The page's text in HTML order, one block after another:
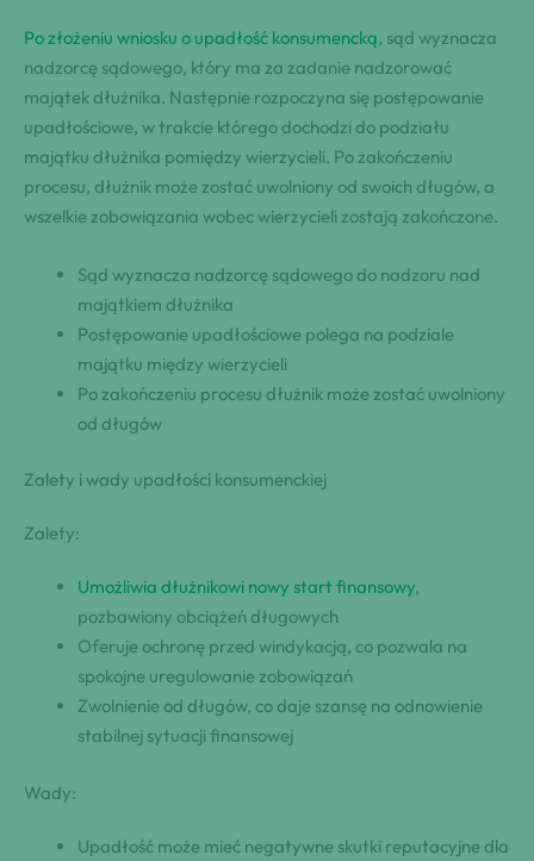
Po złożeniu wniosku o upadłość konsumencką, sąd wyznacza
nadzorcę sądowego, który ma za zadanie nadzorować
majątek dłużnika. Następnie rozpoczyna się postępowanie
upadłościowe, w trakcie którego dochodzi do podziału
majątku dłużnika pomiędzy wierzycieli. Po zakończeniu
procesu, dłużnik może zostać uwolniony od swoich długów, a
wszelkie zobowiązania wobec wierzycieli zostają zakończone.
Sąd wyznacza nadzorcę sądowego do nadzoru nad
majątkiem dłużnika
Postępowanie upadłościowe polega na podziale
majątku między wierzycieli
Po zakończeniu procesu dłużnik może zostać uwolniony
od długów
Zalety i wady upadłości konsumenckiej
Zalety:
Umożliwia dłużnikowi nowy start finansowy,
pozbawiony obciążeń długowych
Oferuje ochronę przed windykacją, co pozwala na
spokojne uregulowanie zobowiązań
Zwolnienie od długów, co daje szansę na odnowienie
stabilnej sytuacji finansowej
Wady:
Upadłość może mieć negatywne skutki reputacyjne dla